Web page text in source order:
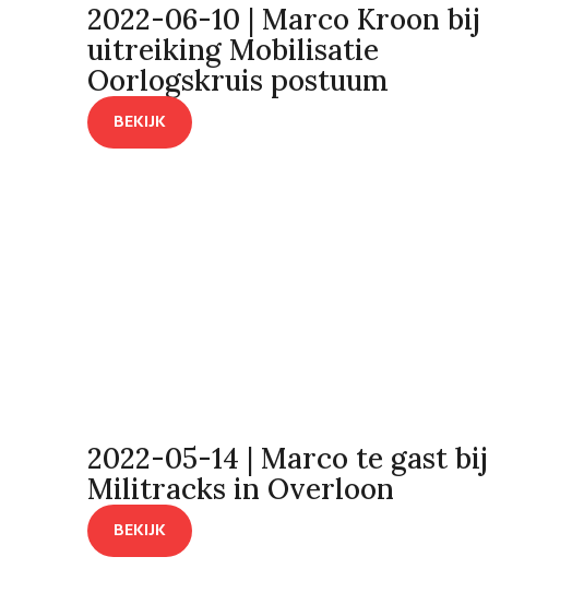
2022-06-10 | Marco Kroon bij
uitreiking Mobilisatie
Oorlogskruis postuum
BEKIJK
2022-05-14 | Marco te gast bij
Militracks in Overloon
BEKIJK